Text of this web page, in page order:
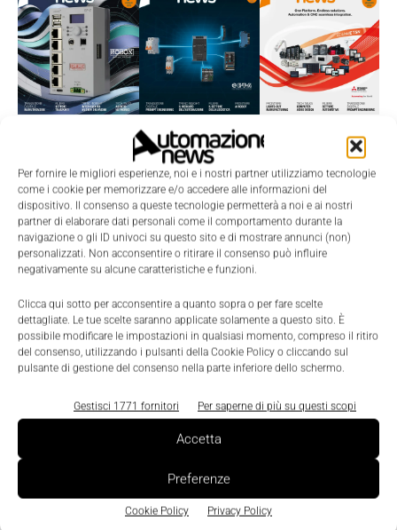
Per fornire le migliori esperienze, noi e i nostri partner utilizziamo tecnologie
come i cookie per memorizzare e/o accedere alle informazioni del
dispositivo. Il consenso a queste tecnologie permetterà a noi e ai nostri
partner di elaborare dati personali come il comportamento durante la
navigazione o gli ID univoci su questo sito e di mostrare annunci (non)
personalizzati. Non acconsentire o ritirare il consenso può influire
negativamente su alcune caratteristiche e funzioni.
Clicca qui sotto per acconsentire a quanto sopra o per fare scelte
dettagliate. Le tue scelte saranno applicate solamente a questo sito. È
possibile modificare le impostazioni in qualsiasi momento, compreso il ritiro
del consenso, utilizzando i pulsanti della Cookie Policy o cliccando sul
pulsante di gestione del consenso nella parte inferiore dello schermo.
Gestisci 1771 fornitori Per saperne di più su questi scopi
Accetta
Preferenze
Cookie Policy Privacy Policy
TI POTREBBERO INTERESSARE ⇢
fattore strategico per la competitività del
manifatturiero